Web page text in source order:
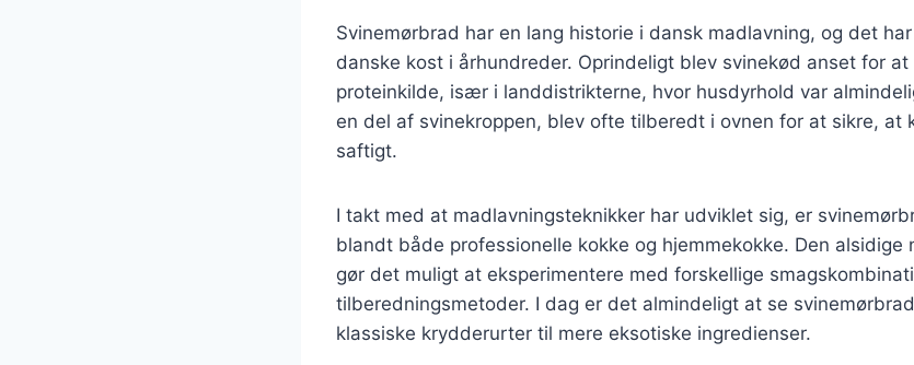
Svinemørbrad har en lang historie i dansk madlavning, og det
danske kost i århundreder. Oprindeligt blev svinekød anset for
proteinkilde, især i landdistrikterne, hvor husdyrhold var
en del af svinekroppen, blev ofte tilberedt i ovnen for at sikre, at
saftigt.
I takt med at madlavningsteknikker har udviklet sig, er
blandt både professionelle kokke og hjemmekokke. Den alsidige
gør det muligt at eksperimentere med forskellige
tilberedningsmetoder. I dag er det almindeligt at se
klassiske krydderurter til mere eksotiske ingredienser.